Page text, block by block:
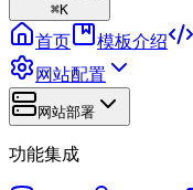
⌘K
首页 模板介绍
网站配置
网站部署
功能集成